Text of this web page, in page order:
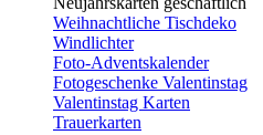
Weihnachtliche Tischdeko
Windlichter
Foto-Adventskalender
Fotogeschenke Valentinstag
Valentinstag Karten
Trauerkarten